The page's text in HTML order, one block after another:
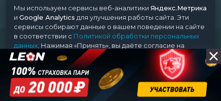
bets.ru
© 2018-2024 NiceBets. 18+
Мы используем сервисы веб-аналитики Яндекс.Метрика
и Google Analytics для улучшения работы сайта. Эти
сервисы собирают данные о вашем поведении на сайте
в соответствии с Политикой обработки персональных
данных . Нажимая «Принять», вы даёте согласие на
обработку ваших данных этими сервисами.
Принять Отклонить